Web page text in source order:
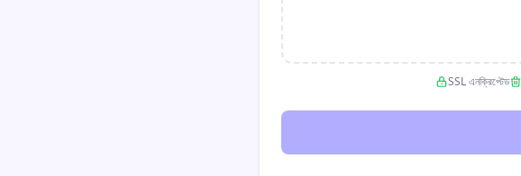
SSL এনক্রিপ্টেড